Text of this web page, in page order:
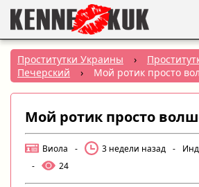
Избранное
Вход
Города:
Проститутки Украины ›
Печерский
› Мой ротик просто
Мой ротик просто
Виола - 3 недели назад -
-
24